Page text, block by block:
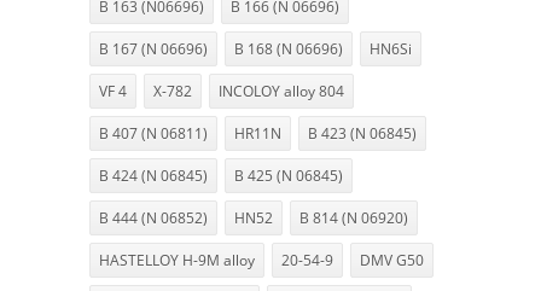
B 163 (N06696) B 166 (N 06696)
B 167 (N 06696) B 168 (N 06696) HN6Si
VF 4 X-782 INCOLOY alloy 804
B 407 (N 06811) HR11N B 423 (N 06845)
B 424 (N 06845) B 425 (N 06845)
B 444 (N 06852) HN52 B 814 (N 06920)
HASTELLOY H-9M alloy 20-54-9 DMV G50